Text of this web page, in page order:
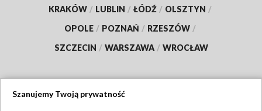
KRAKÓW / LUBLIN / ŁÓDŹ / OLSZTYN /
OPOLE / POZNAŃ / RZESZÓW /
SZCZECIN / WARSZAWA / WROCŁAW
Szanujemy Twoją prywatność